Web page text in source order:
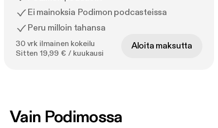
Ei mainoksia Podimon podcasteissa
Peru milloin tahansa
30 vrk ilmainen kokeilu
Sitten 19,99 € / kuukausi
Aloita maksutta
Vain Podimossa